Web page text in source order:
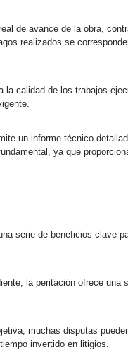
de avance de la obra,
realizados se
calidad de los trabajos
un informe técnico
ya que
serie de beneficios clave
la peritación ofrece una
muchas disputas
invertido en litigios.